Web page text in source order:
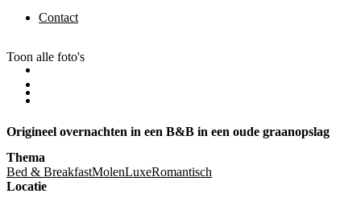
Contact
Toon alle foto's
Origineel overnachten in een B&B in een oude graanopslag
Thema
Bed & BreakfastMolenLuxeRomantisch
Locatie